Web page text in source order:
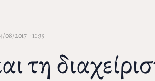
08/2017 - 11:39
τη